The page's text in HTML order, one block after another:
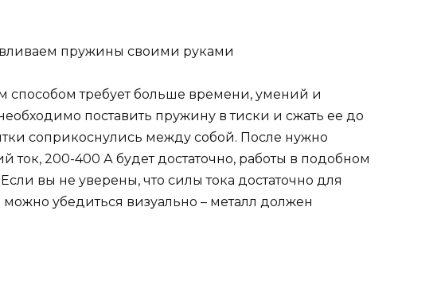
способом требует больше времени, умений и
поставить пружину в тиски и сжать ее до
соприкоснулись между собой. После нужно
ток, 200-400 А будет достаточно, работы в подобном
вы не уверены, что силы тока достаточно для
убедиться визуально – металл должен